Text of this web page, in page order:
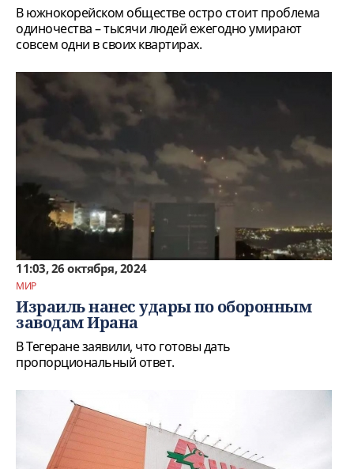
В южнокорейском обществе остро стоит проблема
одиночества – тысячи людей ежегодно умирают
совсем одни в своих квартирах.
11:03, 26 октября, 2024
МИР
Израиль нанес удары по оборонным
заводам Ирана
В Тегеране заявили, что готовы дать
пропорциональный ответ.